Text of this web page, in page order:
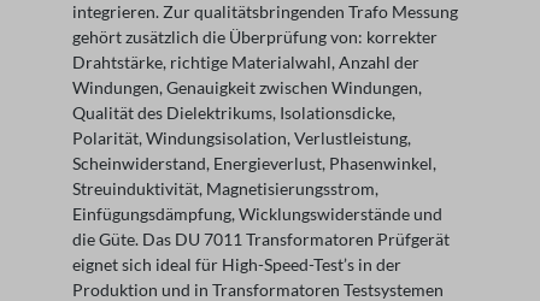
integrieren. Zur qualitätsbringenden Trafo Messung
gehört zusätzlich die Überprüfung von: korrekter
Drahtstärke, richtige Materialwahl, Anzahl der
Windungen, Genauigkeit zwischen Windungen,
Qualität des Dielektrikums, Isolationsdicke,
Polarität, Windungsisolation, Verlustleistung,
Scheinwiderstand, Energieverlust, Phasenwinkel,
Streuinduktivität, Magnetisierungsstrom,
Einfügungsdämpfung, Wicklungswiderstände und
die Güte. Das DU 7011 Transformatoren Prüfgerät
eignet sich ideal für High-Speed-Test’s in der
Produktion und in Transformatoren Testsystemen